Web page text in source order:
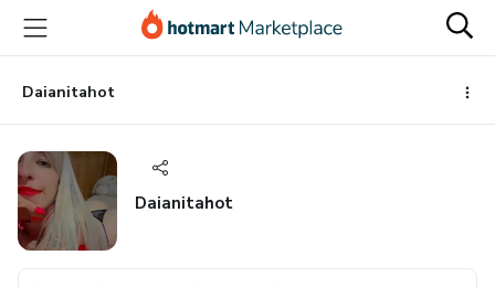
principal
página
de
página
Daianitahot
Daianitahot